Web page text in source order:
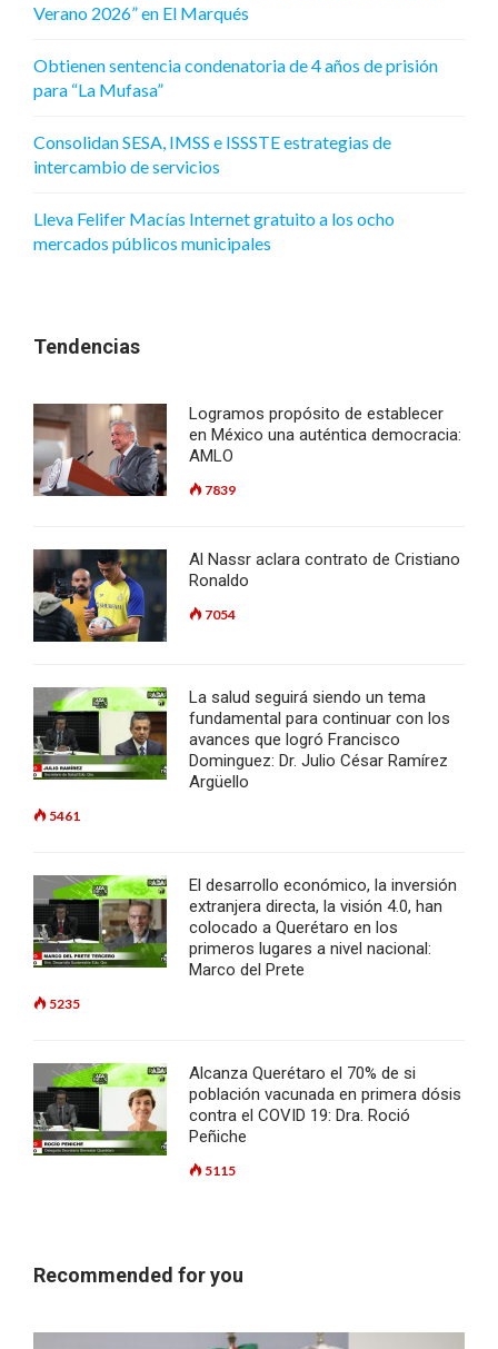
Verano 2026” en El Marqués
Obtienen sentencia condenatoria de 4 años de prisión
para “La Mufasa”
Consolidan SESA, IMSS e ISSSTE estrategias de
intercambio de servicios
Lleva Felifer Macías Internet gratuito a los ocho
mercados públicos municipales
Tendencias
Logramos propósito de establecer
en México una auténtica democracia:
AMLO
7839
Al Nassr aclara contrato de Cristiano
Ronaldo
7054
La salud seguirá siendo un tema
fundamental para continuar con los
avances que logró Francisco
Dominguez: Dr. Julio César Ramírez
Argüello
5461
El desarrollo económico, la inversión
extranjera directa, la visión 4.0, han
colocado a Querétaro en los
primeros lugares a nivel nacional:
Marco del Prete
5235
Alcanza Querétaro el 70% de si
población vacunada en primera dósis
contra el COVID 19: Dra. Roció
Peñiche
5115
Recommended for you